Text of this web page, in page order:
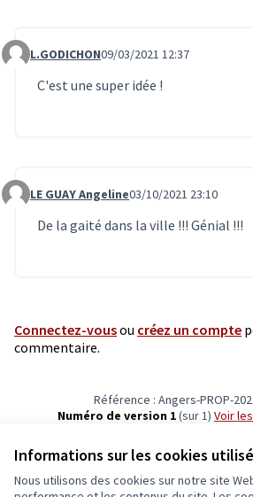
Informations sur les cookies
Nous utilisons des cookies sur notre site
Commentaire 2763
L.GODICHON09/03/2021 12:37
C'est une super idée !
Commentaire 3439
LE GUAY Angeline03/10/2021 23:10
De la gaité dans la ville !!! Génial !!!
Connectez-vousou créez un compte
commentaire.
Référence : Angers-PROP-
Numéro de version 1(sur 1)
voir
Conditions d'utilisation